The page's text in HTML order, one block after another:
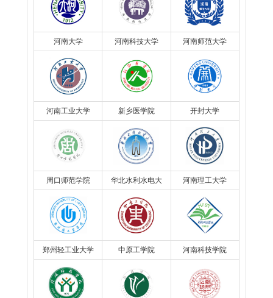
河南大学 河南科技大学 河南师范大学
河南工业大学 新乡医学院 开封大学
周口师范学院 华北水利水电大
学
河南理工大学
郑州轻工业大学 中原工学院 河南科技学院